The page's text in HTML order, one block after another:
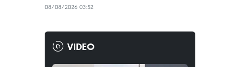
08/08/2026 03:52
VIDEO